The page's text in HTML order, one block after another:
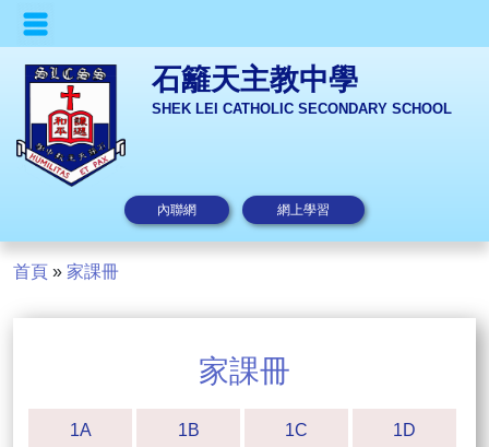
石籬天主教中學
SHEK LEI CATHOLIC SECONDARY SCHOOL
內聯網 網上學習
首頁 » 家課冊
家課冊
1A 1B 1C 1D